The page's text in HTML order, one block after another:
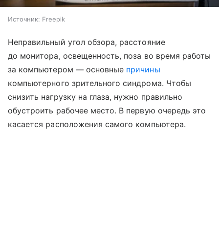
Источник: Freepik
Неправильный угол обзора, расстояние
до монитора, освещенность, поза во время работы
за компьютером — основные причины
компьютерного зрительного синдрома. Чтобы
снизить нагрузку на глаза, нужно правильно
обустроить рабочее место. В первую очередь это
касается расположения самого компьютера.